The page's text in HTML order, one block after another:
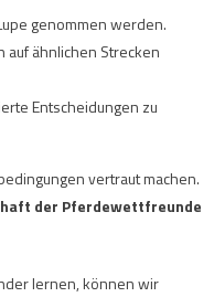
genommen werden.
auf ähnlichen Strecken
Entscheidungen zu
vertraut machen.
der Pferdewettfreunde
lernen, können wir